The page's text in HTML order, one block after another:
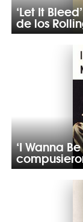
‘Let It
de los
‘I Wanna